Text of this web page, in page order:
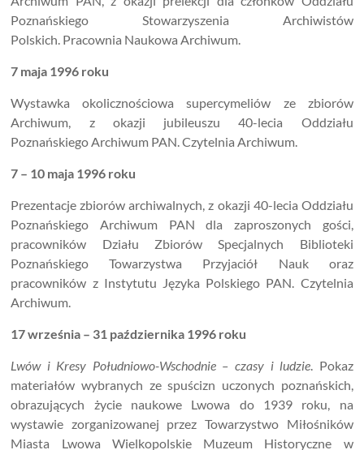
Poznańskiego Stowarzyszenia Archiwistów
Polskich. Pracownia Naukowa Archiwum.
7 maja 1996 roku
Wystawka okolicznościowa supercymeliów ze zbiorów
Archiwum, z okazji jubileuszu 40-lecia Oddziału
Poznańskiego Archiwum PAN. Czytelnia Archiwum.
7 – 10 maja 1996 roku
Prezentacje zbiorów archiwalnych, z okazji 40-lecia Oddziału
Poznańskiego Archiwum PAN dla zaproszonych gości,
pracowników Działu Zbiorów Specjalnych Biblioteki
Poznańskiego Towarzystwa Przyjaciół Nauk oraz
pracowników z Instytutu Języka Polskiego PAN. Czytelnia
Archiwum.
17 września – 31 października 1996 roku
Lwów i Kresy Południowo-Wschodnie – czasy i ludzie. Pokaz
materiałów wybranych ze spuścizn uczonych poznańskich,
obrazujących życie naukowe Lwowa do 1939 roku, na
wystawie zorganizowanej przez Towarzystwo Miłośników
Miasta Lwowa Wielkopolskie Muzeum Historyczne w